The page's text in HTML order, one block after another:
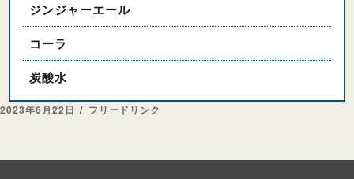
ジンジャーエール
コーラ
炭酸水
投
2023年6月22日
カ
リ
フリードリンク